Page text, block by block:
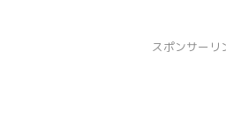
スポンサーリ